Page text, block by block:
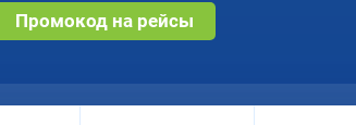
Промокод на рейсы